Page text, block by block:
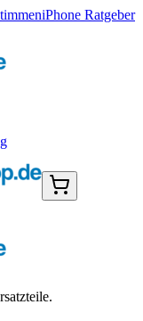
iPhone Ratgeber